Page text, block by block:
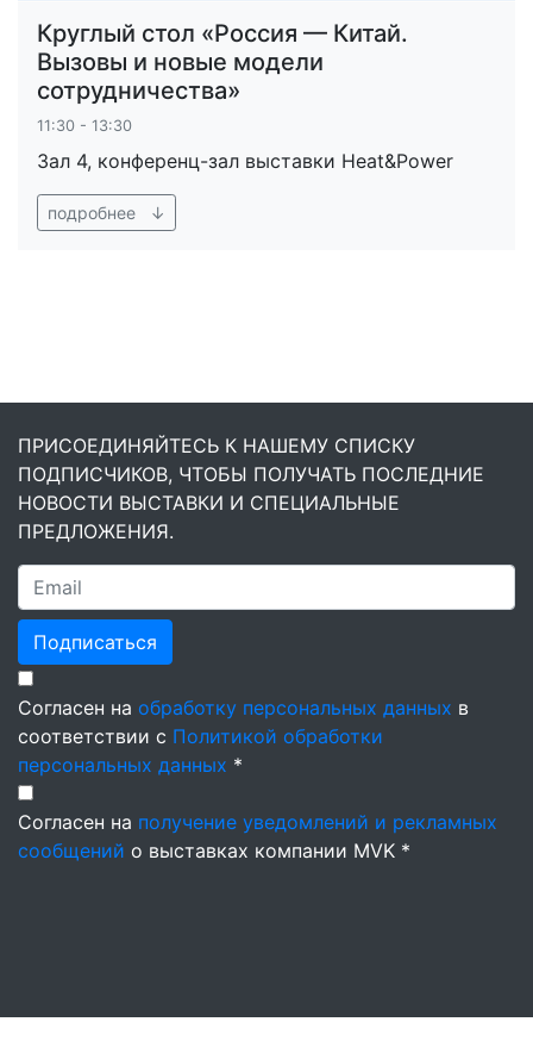
Круглый стол «Россия — Китай.
Вызовы и новые модели
сотрудничества»
11:30 - 13:30
Зал 4, конференц-зал выставки Heat&Power
подробнее ↓
ПРИСОЕДИНЯЙТЕСЬ К НАШЕМУ СПИСКУ
ПОДПИСЧИКОВ, ЧТОБЫ ПОЛУЧАТЬ ПОСЛЕДНИЕ
НОВОСТИ ВЫСТАВКИ И СПЕЦИАЛЬНЫЕ
ПРЕДЛОЖЕНИЯ.
Подписаться
Согласен на обработку персональных данных в
соответствии с Политикой обработки
персональных данных *
Согласен на получение уведомлений и рекламных
сообщений о выставках компании MVK *